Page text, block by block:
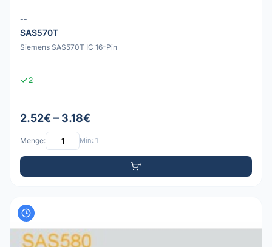
--
SAS570T
Siemens SAS570T IC 16-Pin
2
2.52€ – 3.18€
Menge: Min: 1